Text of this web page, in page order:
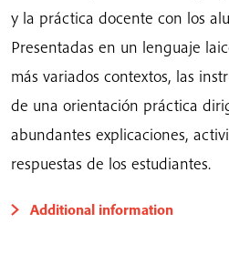
y la práctica docente con los
Presentadas en un lenguaje
más variados contextos, las
de una orientación práctica
abundantes explicaciones,
respuestas de los estudiantes.
Additional information